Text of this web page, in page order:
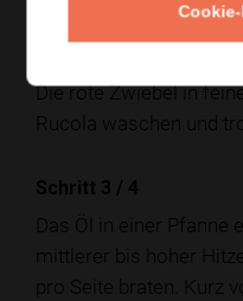
Das Rinderfaschierte
Die rote Zwiebel in
Rucola waschen und
Schritt 3 / 4
Das Öl in einer Pfanne
mittlerer bis hoher
pro Seite braten. Kurz